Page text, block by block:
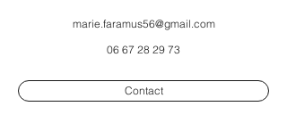
marie.faramus56@gmail.com
06 67 28 29 73
Contact